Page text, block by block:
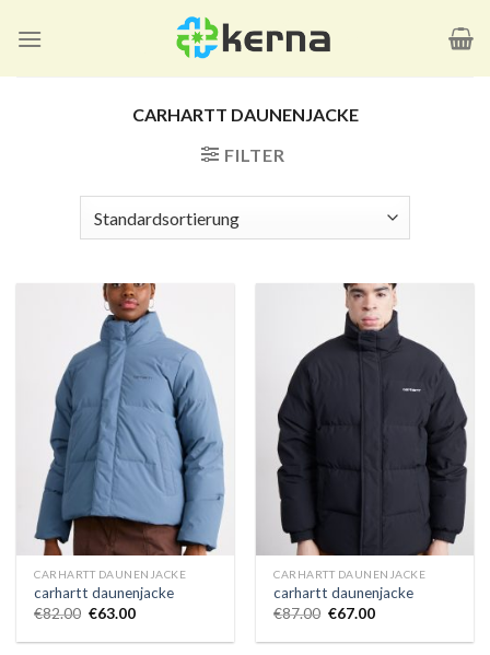
Inhalt
CARHARTT DAUNENJACKE
FILTER
CARHARTT DAUNENJACKE
carhartt daunenjacke
€82.00 €63.00
CARHARTT DAUNENJACKE
carhartt daunenjacke
€87.00 €67.00